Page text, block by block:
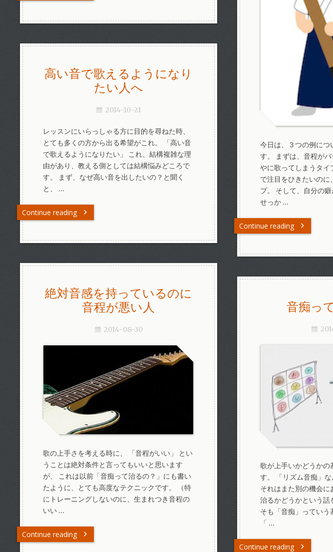
今日は、３つの例につ
す。 まずは、音程が
やに歌ってしまうタイ
で注目をひきたいのに
プ。 そして、自分の癖
せっか …
Continue reading
高い音で歌えるようになり
たい人へ
2014-10-21
レッスンにいらっしゃる方に目的を尋ねた時、
とても多くの方から出る希望がこれ。 「高い音
で歌えるようになりたい」 これ、結構複雑な理
由があり、教える側としては結構悩みどころで
す。 まず、なぜ高い音を出したいの？と聞く
と、 …
Continue reading
絶対音感を持っているのに
音程が悪い人
2014-08-30
歌の上手さを考える時に、 「音程がいい」 とい
うことは絶対条件と言ってもいいと思います
が、 これは以前「音痴って治るの？」にも書い
たように、とても高度なテクニックです。 （特
にトレーニングしないのに、生まれつき音程の
いい …
Continue reading
音痴っ
歌が上手いかどうかの
す。 「リズム音痴」な
それはまた別の機会
治るかどうかという話
そも「音痴」っていう
「 …
Continue reading